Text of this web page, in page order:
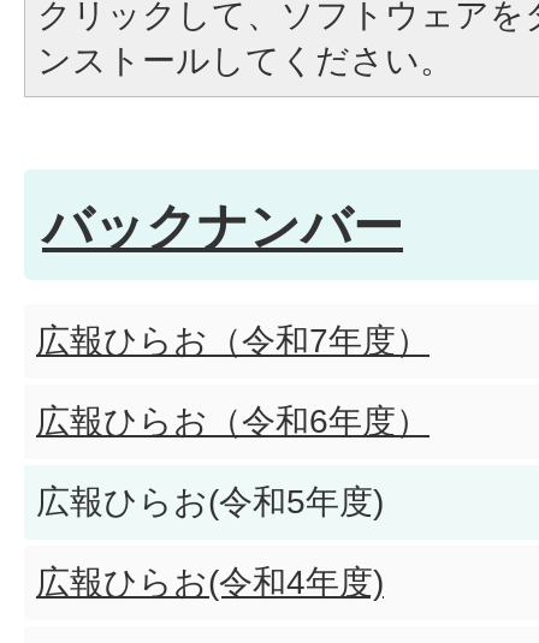
クリックして、ソフトウェア
ンストールしてください。
バックナンバー
広報ひらお（令和7年度）
広報ひらお（令和6年度）
広報ひらお(令和5年度)
広報ひらお(令和4年度)